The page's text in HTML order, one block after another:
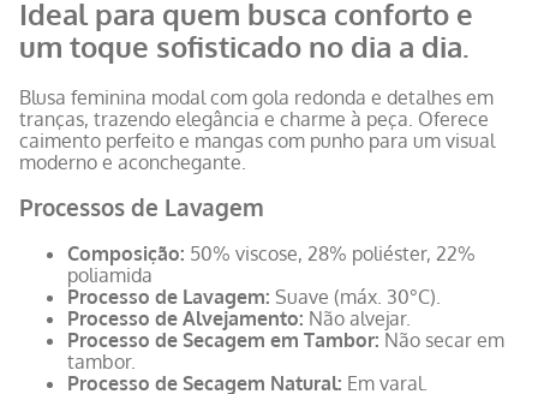
Ideal para quem busca conforto e
um toque sofisticado no dia a dia.
Blusa feminina modal com gola redonda e detalhes em
tranças, trazendo elegância e charme à peça. Oferece
caimento perfeito e mangas com punho para um visual
moderno e aconchegante.
Processos de Lavagem
Composição: 50% viscose, 28% poliéster, 22%
poliamida
Processo de Lavagem: Suave (máx. 30°C).
Processo de Alvejamento: Não alvejar.
Processo de Secagem em Tambor: Não secar em
tambor.
Processo de Secagem Natural: Em varal.